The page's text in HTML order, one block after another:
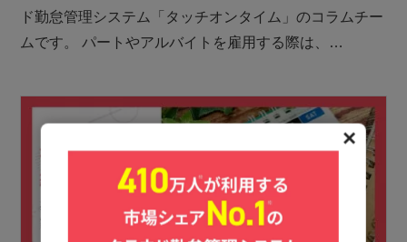
ド勤怠管理システム「タッチオンタイム」のコラムチー
ムです。 パートやアルバイトを雇用する際は、…
✕